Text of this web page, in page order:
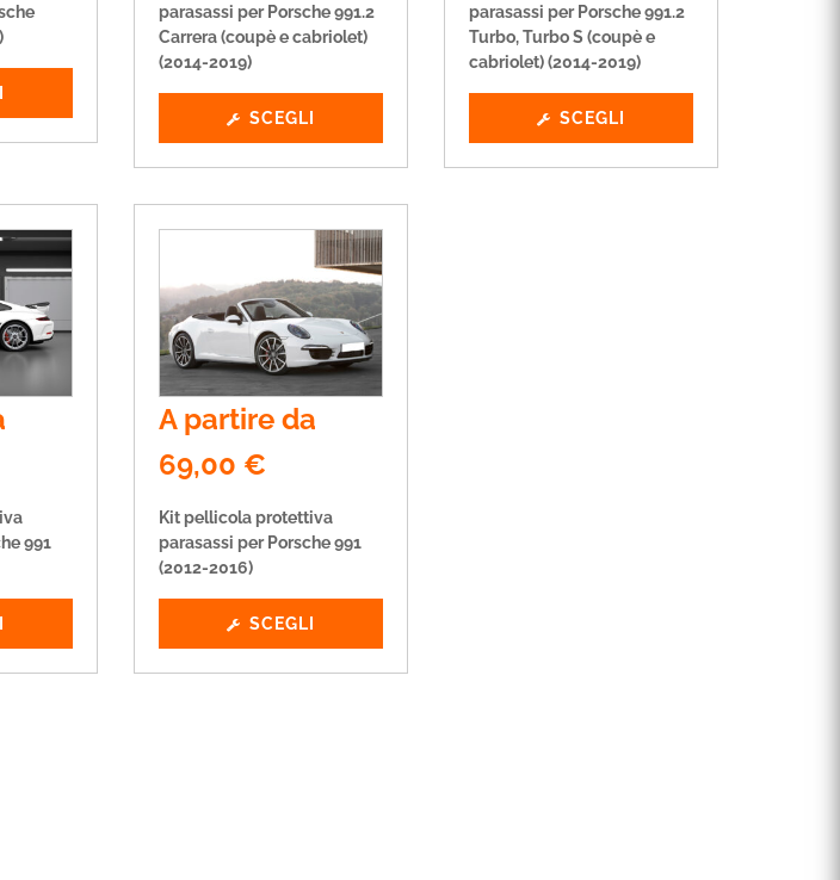
parasassi per Porsche 991.2
Carrera (coupè e cabriolet)
(2014-2019)
SCEGLI
parasassi per Porsche 991.2
Turbo, Turbo S (coupè e
cabriolet) (2014-2019)
SCEGLI
991
A partire da
69,00 €
Kit pellicola protettiva
parasassi per Porsche 991
(2012-2016)
SCEGLI